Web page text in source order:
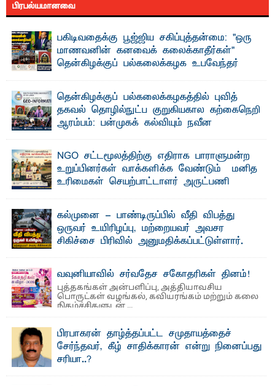
பிரபல்யமானவை
பகிடிவதைக்கு பூஜ்ஜிய சகிப்புத்தன்மை: "ஒரு
மாணவனின் கனவைக் கலைக்காதீர்கள்" –
தென்கிழக்குப் பல்கலைக்கழக உபவேந்தர்
"ஒ ரு மாணவனின் அல்லது மாணவியின் கனவு என்னால்
கலைக்கப்படாது" என்ற உறுதியை ஒவ்வொரு மாணவரும் ...
தென்கிழக்குப் பல்கலைக்கழகத்தில் புவித்
தகவல் தொழில்நுட்ப குறுகியகால கற்கைநெறி
ஆரம்பம்: பன்முகக் கல்வியும் நவீன
பேராசிரியர் எம். எம். பாஸில்
தெ ன்கிழக்குப் பல்கலைக்கழகத்தின் கலை மற்றும் கலாசார
பீடத்தின் புவியியல் துறையினால் ...
NGO சட்டமூலத்திற்கு எதிராக பாராளுமன்ற
உறுப்பினர்கள் வாக்களிக்க வேண்டும் – மனித
உரிமைகள் செயற்பாட்டாளர் அருட்பணி
ஜே. எப். காமிலா பேகம்- இ லங்கை அரசாங்கம் அரசுசாரா
அமைப்புகள் (NGO) தொடர்பான புதிய சட்டமூலத்தை ...
கல்முனை - பாண்டிருப்பில் வீதி விபத்து
ஒருவர் உயிரிழப்பு, மற்றையவர் அவசர
சிகிச்சை பிரிவில் அனுமதிக்கப்பட்டுள்ளார்.
பாண்டிருப்பு ...வவுனியாவில் சர்வதேச சகோதரிகள் தினம்!
புத்தகங்கள் அன்பளிப்பு, அத்தியாவசிய
பொருட்கள் வழங்கல், கவியரங்கம் மற்றும் கலை
நிகழ்ச்சிகளுடன் ...
பிரபாகரன் தாழ்த்தப்பட்ட சமுதாயத்தைச்
சேர்ந்தவர், கீழ் சாதிக்காரன் என்று நினைப்பது
சரியா..?